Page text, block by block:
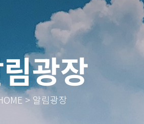
광장
> 알림광장